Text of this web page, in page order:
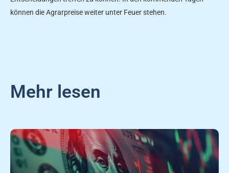
können die Agrarpreise weiter unter Feuer stehen.
Mehr lesen